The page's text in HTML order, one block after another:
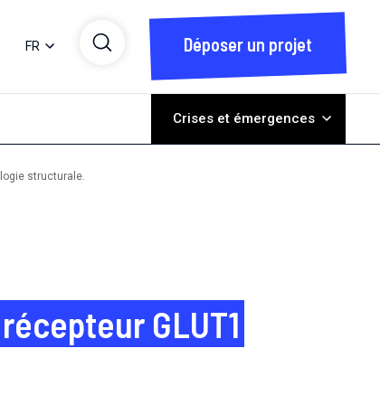
FR Déposer un projet
Crises et émergences
structurale.
GLUT1